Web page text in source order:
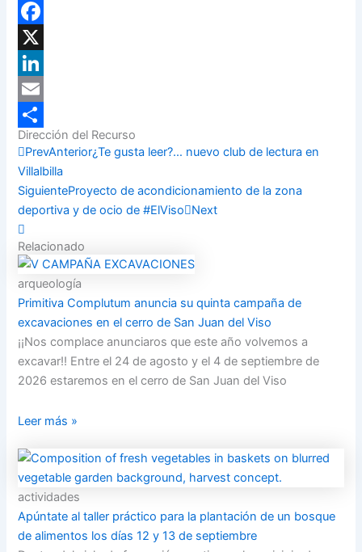
WhatsApp
Facebook
X
LinkedIn
Email
Compartir
Dirección del Recurso
PrevAnterior¿Te gusta leer?… nuevo club de lectura en
Villalbilla
SiguienteProyecto de acondicionamiento de la zona
deportiva y de ocio de #ElViso
Next
Relacionado
arqueología
Primitiva Complutum anuncia su quinta campaña de
excavaciones en el cerro de San Juan del Viso
¡¡Nos complace anunciaros que este año volvemos a
excavar!! Entre el 24 de agosto y el 4 de septiembre de
2026 estaremos en el cerro de San Juan del Viso
Leer más »
actividades
Apúntate al taller práctico para la plantación de un bosque
de alimentos los días 12 y 13 de septiembre